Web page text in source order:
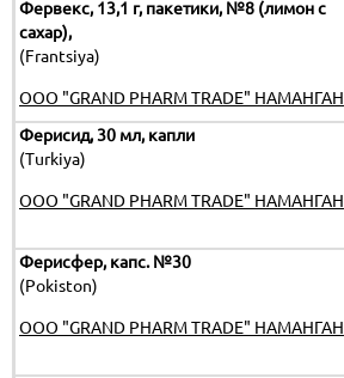
Фервекс, 13,1 г, пакетики, №8 (лимон с
сахар),
(Frantsiya)
OOO "GRAND PHARM TRADE" НАМАНГАН
Ферисид, 30 мл, капли
(Turkiya)
OOO "GRAND PHARM TRADE" НАМАНГАН
Ферисфер, капс. №30
(Pokiston)
OOO "GRAND PHARM TRADE" НАМАНГАН